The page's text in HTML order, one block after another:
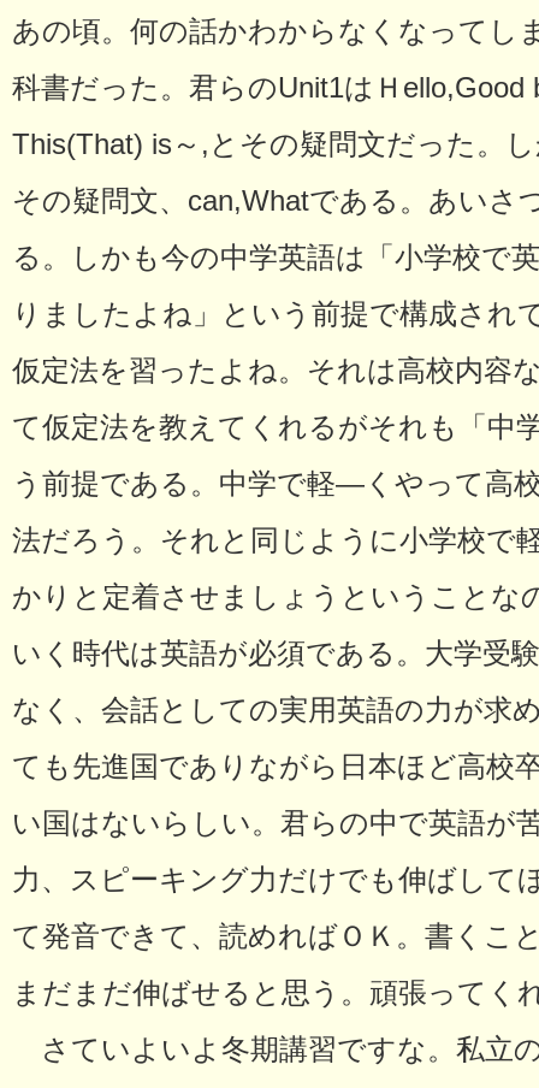
あの頃。何の話かわからなくなってし
科書だった。君らのUnit1はＨ
This(That) is～,とその疑問文だった。
その疑問文、can,Whatである。あいさ
る。しかも今の中学英語は「小学校で
りましたよね」という前提で構成され
仮定法を習ったよね。それは高校内容
て仮定法を教えてくれるがそれも「中
う前提である。中学で軽―くやって高
法だろう。それと同じように小学校で
かりと定着させましょうということな
いく時代は英語が必須である。大学受
なく、会話としての実用英語の力が求
ても先進国でありながら日本ほど高校
い国はないらしい。君らの中で英語が
力、スピーキング力だけでも伸ばして
て発音できて、読めればＯＫ。書くこ
まだまだ伸ばせると思う。頑張ってく
さていよいよ冬期講習ですな。私立